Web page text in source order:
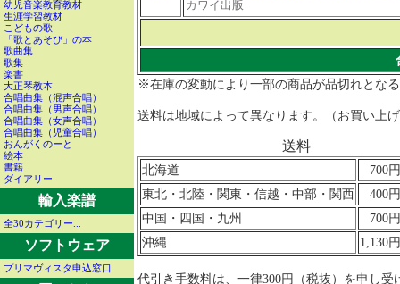
幼児音楽教育教材
生涯学習教材
こどもの歌
「歌とあそび」の本
歌曲集
歌集
楽書
大正琴教本
合唱曲集（混声合唱）
合唱曲集（男声合唱）
合唱曲集（女声合唱）
合唱曲集（児童合唱）
おんがくのーと
絵本
書籍
ダイアリー
輸入楽譜
全30カテゴリー...
ソフトウェア
プリマヴィスタ申込窓口
カワイ出版
※在庫の変動により一部の商品が品切れとな
送料は地域によって異なります。（お買い上
送料
北海道
700
東北・北陸・関東・信越・中部・関西
400
中国・四国・九州
700
沖縄
1,130
代引き手数料は、一律300円（税抜）を申し受